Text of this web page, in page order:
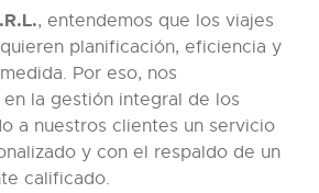
, entendemos que los viajes
planificación, eficiencia y
Por eso, nos
la gestión integral de los
a nuestros clientes un servicio
y con el respaldo de un
calificado.